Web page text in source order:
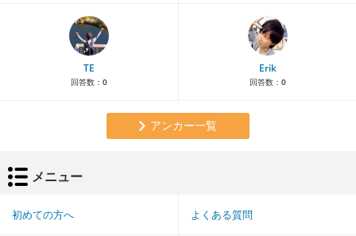
TE
回答数： 0
Erik
回答数： 0
アンカー一覧
メニュー
初めての方へ よくある質問